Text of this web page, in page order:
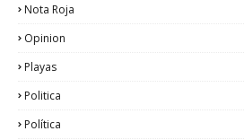
Nota Roja
Opinion
Playas
Politica
Política